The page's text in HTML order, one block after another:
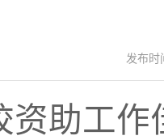
发布时
资助工